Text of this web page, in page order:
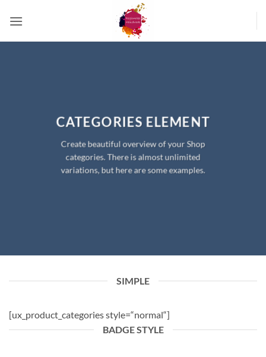
Inhalt
CATEGORIES ELEMENT
Create beautiful overview of your Shop
categories. There is almost unlimited
variations, but here are some examples.
SIMPLE
[ux_product_categories style=“normal“]
BADGE STYLE